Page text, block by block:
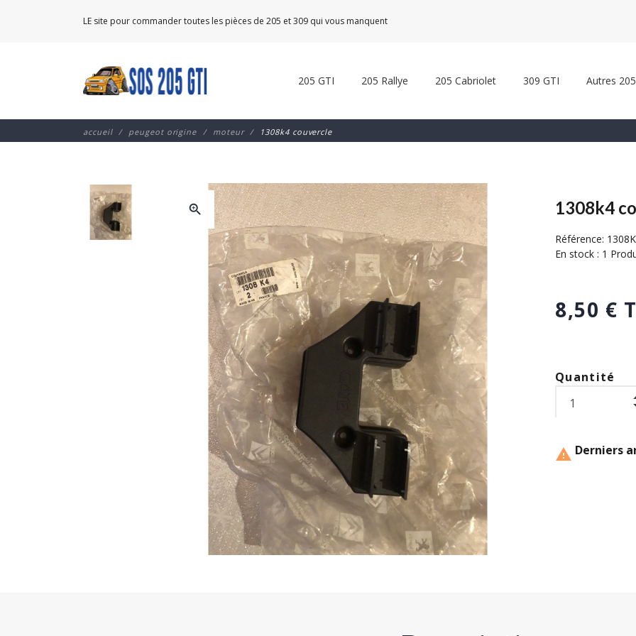
LE site pour commander toutes les pièces de 205 et 309 qui vous manquent
205 GTI 205 Rallye 205 Cabriolet 309 GTI Autres 205
accueil peugeot origine moteur 1308k4 couvercle
zoom_in 1308k4
Référence:
En stock : 1
8,50 €
Quantité
 Derniers